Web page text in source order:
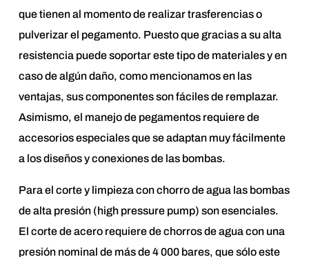
que tienen al momento de realizar trasferencias o
pulverizar el pegamento. Puesto que gracias a su alta
resistencia puede soportar este tipo de materiales y en
caso de algún daño, como mencionamos en las
ventajas, sus componentes son fáciles de remplazar.
Asimismo, el manejo de pegamentos requiere de
accesorios especiales que se adaptan muy fácilmente
a los diseños y conexiones de las bombas.
Para el corte y limpieza con chorro de agua las bombas
de alta presión (high pressure pump) son esenciales.
El corte de acero requiere de chorros de agua con una
presión nominal de más de 4 000 bares, que sólo este